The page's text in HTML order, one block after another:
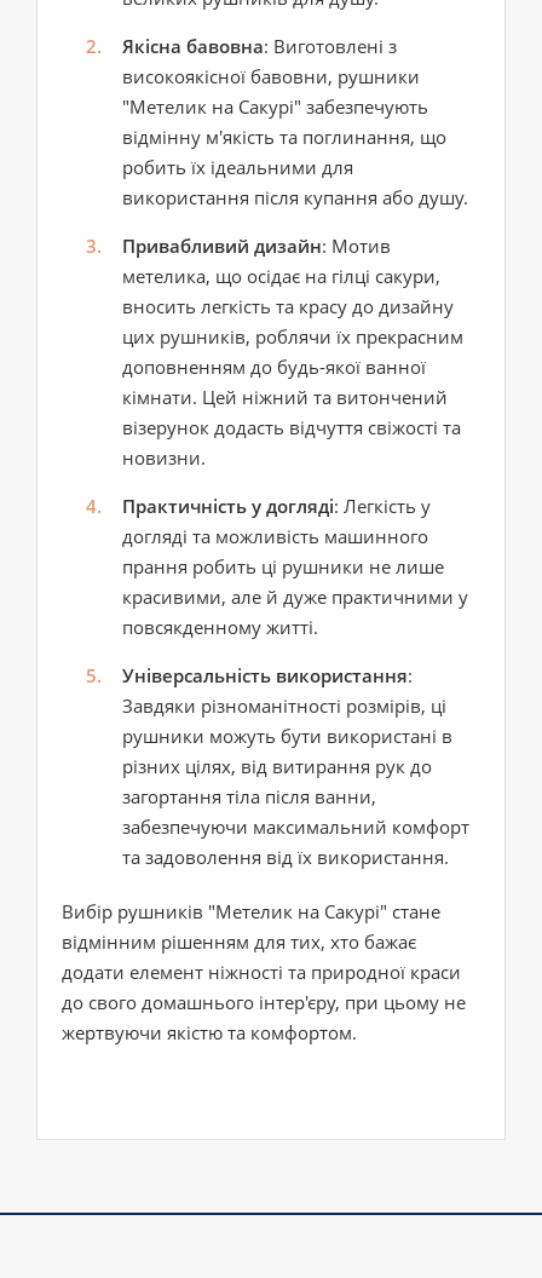
Якісна бавовна: Виготовлені з
високоякісної бавовни, рушники
"Метелик на Сакурі" забезпечують
відмінну м'якість та поглинання, що
робить їх ідеальними для
використання після купання або душу.
Привабливий дизайн: Мотив
метелика, що осідає на гілці сакури,
вносить легкість та красу до дизайну
цих рушників, роблячи їх прекрасним
доповненням до будь-якої ванної
кімнати. Цей ніжний та витончений
візерунок додасть відчуття свіжості та
новизни.
Практичність у догляді: Легкість у
догляді та можливість машинного
прання робить ці рушники не лише
красивими, але й дуже практичними у
повсякденному житті.
Універсальність використання:
Завдяки різноманітності розмірів, ці
рушники можуть бути використані в
різних цілях, від витирання рук до
загортання тіла після ванни,
забезпечуючи максимальний комфорт
та задоволення від їх використання.
Вибір рушників "Метелик на Сакурі" стане
відмінним рішенням для тих, хто бажає
додати елемент ніжності та природної краси
до свого домашнього інтер'єру, при цьому не
жертвуючи якістю та комфортом.